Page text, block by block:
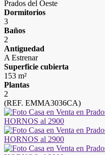
Prados del Oeste
Dormitorios
3
Baños
2
Antiguedad
A Estrenar
Superficie cubierta
153 m²
Plantas
2
(REF. EMMA3036CA)